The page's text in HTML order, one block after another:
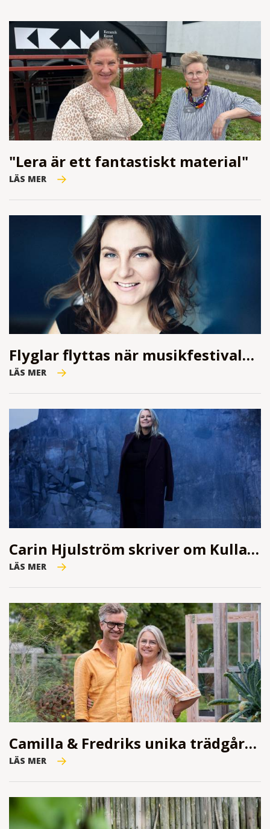
"Lera är ett fantastiskt material"
LÄS MER
Flyglar flyttas när musikfestivalen firar 80
LÄS MER
Carin Hjulström skriver om Kullabergsmord
LÄS MER
Camilla & Fredriks unika trädgård i Jonstorp
LÄS MER